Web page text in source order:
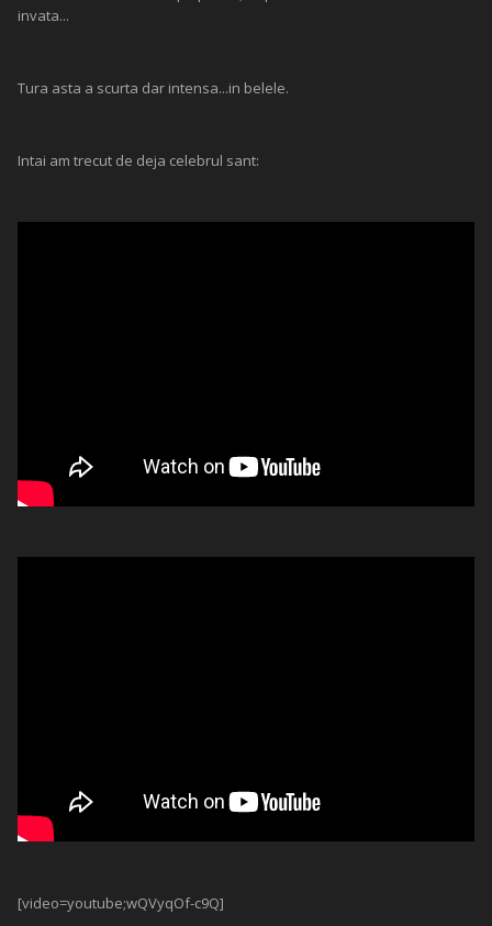
invata...
Tura asta a scurta dar intensa...in belele.
Intai am trecut de deja celebrul sant:
[video=youtube;wQVyqOf-c9Q]